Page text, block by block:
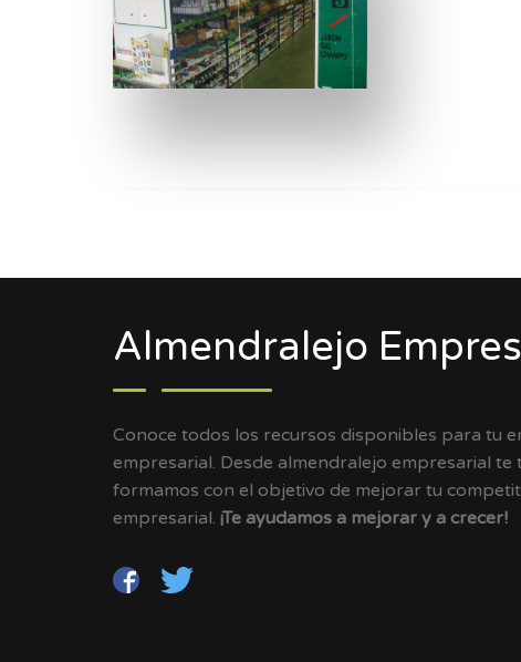
Almendralejo
Conoce todos los recursos disponibles para tu
empresarial. Desde almendralejo empresarial
formamos con el objetivo de mejorar tu
empresarial. ¡Te ayudamos a mejorar y a crecer!